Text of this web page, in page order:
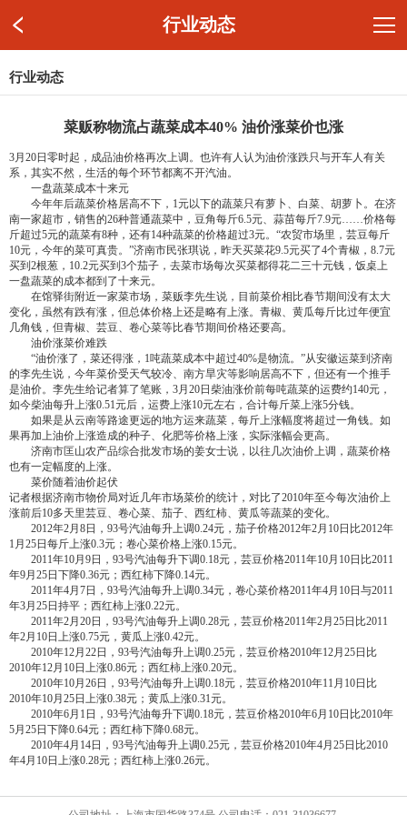
行业动态
行业动态
菜贩称物流占蔬菜成本40% 油价涨菜价也涨
3月20日零时起，成品油价格再次上调。也许有人认为油价涨跌只与开车人有关
系，其实不然，生活的每个环节都离不开汽油。
一盘蔬菜成本十来元
今年年后蔬菜价格居高不下，1元以下的蔬菜只有萝卜、白菜、胡萝卜。在济
南一家超市，销售的26种普通蔬菜中，豆角每斤6.5元、蒜苗每斤7.9元……价格每
斤超过5元的蔬菜有8种，还有14种蔬菜的价格超过3元。“农贸市场里，芸豆每斤
10元，今年的菜可真贵。”济南市民张琪说，昨天买菜花9.5元买了4个青椒，8.7元
买到2根葱，10.2元买到3个茄子，去菜市场每次买菜都得花二三十元钱，饭桌上
一盘蔬菜的成本都到了十来元。
在馆驿街附近一家菜市场，菜贩李先生说，目前菜价相比春节期间没有太大
变化，虽然有跌有涨，但总体价格上还是略有上涨。青椒、黄瓜每斤比过年便宜
几角钱，但青椒、芸豆、卷心菜等比春节期间价格还要高。
油价涨菜价难跌
“油价涨了，菜还得涨，1吨蔬菜成本中超过40%是物流。”从安徽运菜到济南
的李先生说，今年菜价受天气较冷、南方旱灾等影响居高不下，但还有一个推手
是油价。李先生给记者算了笔账，3月20日柴油涨价前每吨蔬菜的运费约140元，
如今柴油每升上涨0.51元后，运费上涨10元左右，合计每斤菜上涨5分钱。
如果是从云南等路途更远的地方运来蔬菜，每斤上涨幅度将超过一角钱。如
果再加上油价上涨造成的种子、化肥等价格上涨，实际涨幅会更高。
济南市匡山农产品综合批发市场的姜女士说，以往几次油价上调，蔬菜价格
也有一定幅度的上涨。
菜价随着油价起伏
记者根据济南市物价局对近几年市场菜价的统计，对比了2010年至今每次油价上
涨前后10多天里芸豆、卷心菜、茄子、西红柿、黄瓜等蔬菜的变化。
2012年2月8日，93号汽油每升上调0.24元，茄子价格2012年2月10日比2012年
1月25日每斤上涨0.3元；卷心菜价格上涨0.15元。
2011年10月9日，93号汽油每升下调0.18元，芸豆价格2011年10月10日比2011
年9月25日下降0.36元；西红柿下降0.14元。
2011年4月7日，93号汽油每升上调0.34元，卷心菜价格2011年4月10日与2011
年3月25日持平；西红柿上涨0.22元。
2011年2月20日，93号汽油每升上调0.28元，芸豆价格2011年2月25日比2011
年2月10日上涨0.75元，黄瓜上涨0.42元。
2010年12月22日，93号汽油每升上调0.25元，芸豆价格2010年12月25日比
2010年12月10日上涨0.86元；西红柿上涨0.20元。
2010年10月26日，93号汽油每升上调0.18元，芸豆价格2010年11月10日比
2010年10月25日上涨0.38元；黄瓜上涨0.31元。
2010年6月1日，93号汽油每升下调0.18元，芸豆价格2010年6月10日比2010年
5月25日下降0.64元；西红柿下降0.68元。
2010年4月14日，93号汽油每升上调0.25元，芸豆价格2010年4月25日比2010
年4月10日上涨0.28元；西红柿上涨0.26元。